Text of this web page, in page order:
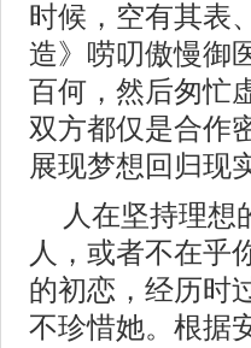
时候，空有其表
造》唠叨傲慢御
百何，然后匆忙
双方都仅是合作
展现梦想回归现
人在坚持理想
人，或者不在乎
的初恋，经历时
不珍惜她。根据